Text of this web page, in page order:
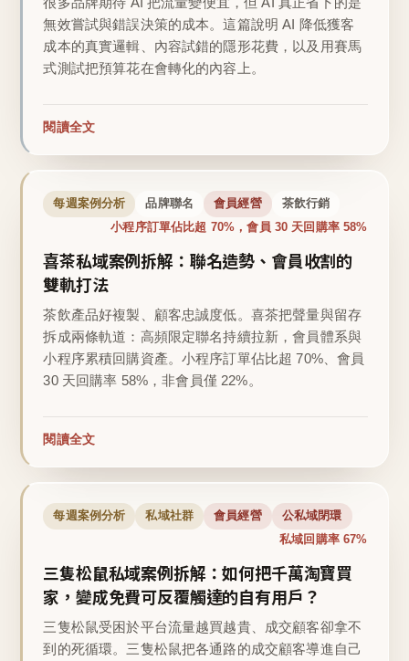
無效嘗試與錯誤決策的成本。這篇說明 AI 降低獲客
成本的真實邏輯、內容試錯的隱形花費，以及用賽馬
式測試把預算花在會轉化的內容上。
閱讀全文
每週案例分析 品牌聯名 會員經營 茶飲行銷
小程序訂單佔比超 70%，會員 30 天回購率 58%
喜茶私域案例拆解：聯名造勢、會員收割的
雙軌打法
茶飲產品好複製、顧客忠誠度低。喜茶把聲量與留存
拆成兩條軌道：高頻限定聯名持續拉新，會員體系與
小程序累積回購資產。小程序訂單佔比超 70%、會員
30 天回購率 58%，非會員僅 22%。
閱讀全文
每週案例分析 私域社群 會員經營 公私域閉環
私域回購率 67%
三隻松鼠私域案例拆解：如何把千萬淘寶買
家，變成免費可反覆觸達的自有用戶？
三隻松鼠受困於平台流量越買越貴、成交顧客卻拿不
到的死循環。三隻松鼠把各通路的成交顧客導進自己